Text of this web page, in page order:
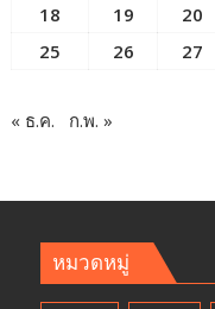
18
19 20
25
26 27
« ธ.ค. ก.พ. »
หมวดหมู่